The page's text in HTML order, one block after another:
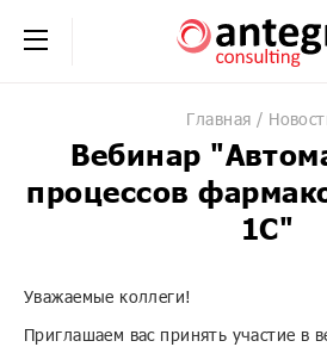
+7 (495) 230-20-02
обратная связь
Главная
Вебинар
процессов
1С"
Уважаемые коллеги!
Приглашаем вас принять участие в